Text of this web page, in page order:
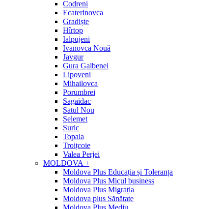
Codreni
Ecaterinovca
Gradiște
Hîrtop
Ialpujeni
Ivanovca Nouă
Javgur
Gura Galbenei
Lipoveni
Mihailovca
Porumbrei
Sagaidac
Satul Nou
Selemet
Suric
Topala
Troițcoie
Valea Perjei
MOLDOVA +
Moldova Plus Educația și Toleranța
Moldova Plus Micul business
Moldova Plus Migrația
Moldova plus Sănătate
Moldova Plus Mediu